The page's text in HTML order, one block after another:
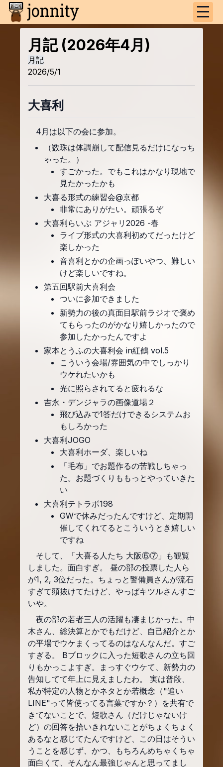
月記 (2026年4月)
月記
2026/5/1
大喜利
4月は以下の会に参加。
（数珠は体調崩して配信見るだけになっち
ゃった。）
すごかった。でもこれはかなり現地で
見たかったかも
大喜る形式の練習会@京都
非常にありがたい。頑張るぞ
大喜利らいぶ アジャリ2026 -春
ライブ形式の大喜利初めてだったけど
楽しかった
音喜利とかの企画っぽいやつ、難しい
けど楽しいですね。
第五回駅前大喜利会
ついに参加できました
新勢力の後の真面目駅前ラジオで褒め
てもらったのがかなり嬉しかったので
参加したかったんですよ
家本とうふの大喜利会 in紅鶴 vol.5
こういう会場/雰囲気の中でしっかり
ウケれたいかも
光に照らされてると疲れるな
吉永・デンジャラの画像道場２
飛び込みで1答だけできるシステムお
もしろかった
大喜利JOGO
大喜利ホーダ、楽しいね
「毛布」でお題作るの苦戦しちゃっ
た。お題づくりももっとやっていきた
い
大喜利テトラボ198
GWで休みだったんですけど、定期開
催してくれてるとこういうとき嬉しい
ですね
そして、「大喜る人たち 大阪⑥⑦」も観覧
しました。面白すぎ。 昼の部の投票した人ら
が1, 2, 3位だった。ちょっと警備員さんが流石
すぎて頭抜けてたけど、やっぱキツルさんすご
いや。
夜の部の若者三人の活躍も凄まじかった。中
木さん、総決算とかでもだけど、自己紹介とか
の平場でウケまくってるのはなんなんだ。すご
すぎる。 Bブロックに入った短歌さんの立ち回
りもかっこよすぎ。まっすぐウケて、新勢力の
告知してて年上に見えましたわ。 実は普段、
私が特定の人物とかネタとか若概念（"追い
LINE"って皆使ってる言葉ですか？）を共有で
きてないことで、短歌さん（だけじゃないけ
ど）の回答を拾いきれないことがちょくちょく
あるなと感じてたんですけど、この日はそうい
うことを感じず、かつ、もちろんめちゃくちゃ
面白くて、そんなん最強じゃんと思ってまし